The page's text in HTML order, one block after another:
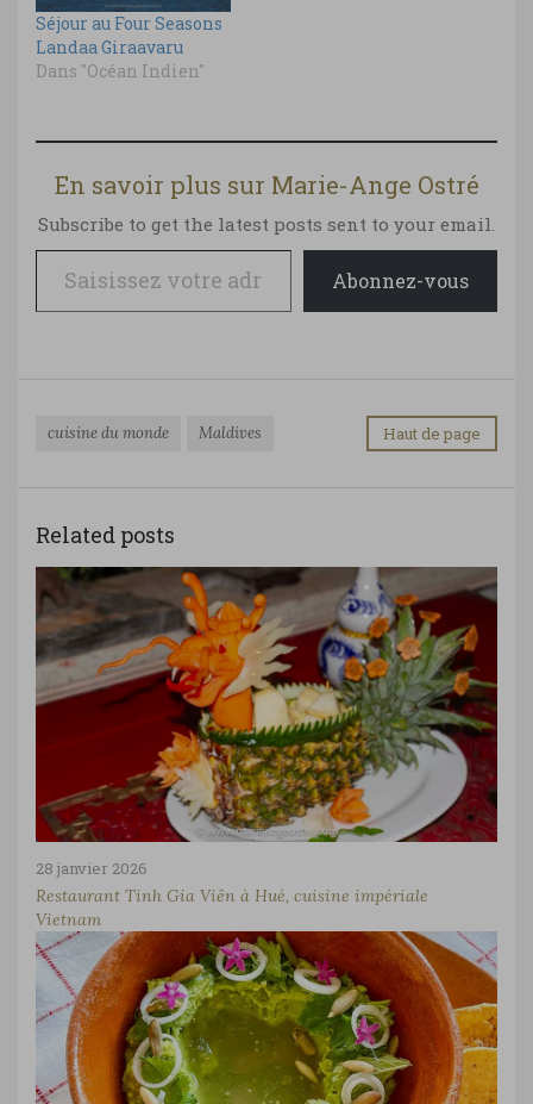
Séjour au Four Seasons
Landaa Giraavaru
Dans "Océan Indien"
En savoir plus sur Marie-Ange Ostré
Subscribe to get the latest posts sent to your email.
Saisissez votre adresse e-mail…
Abonnez-vous
cuisine du monde Maldives Haut de page
Related posts
28 janvier 2026
Restaurant Tinh Gia Viên à Hué, cuisine impériale
Vietnam